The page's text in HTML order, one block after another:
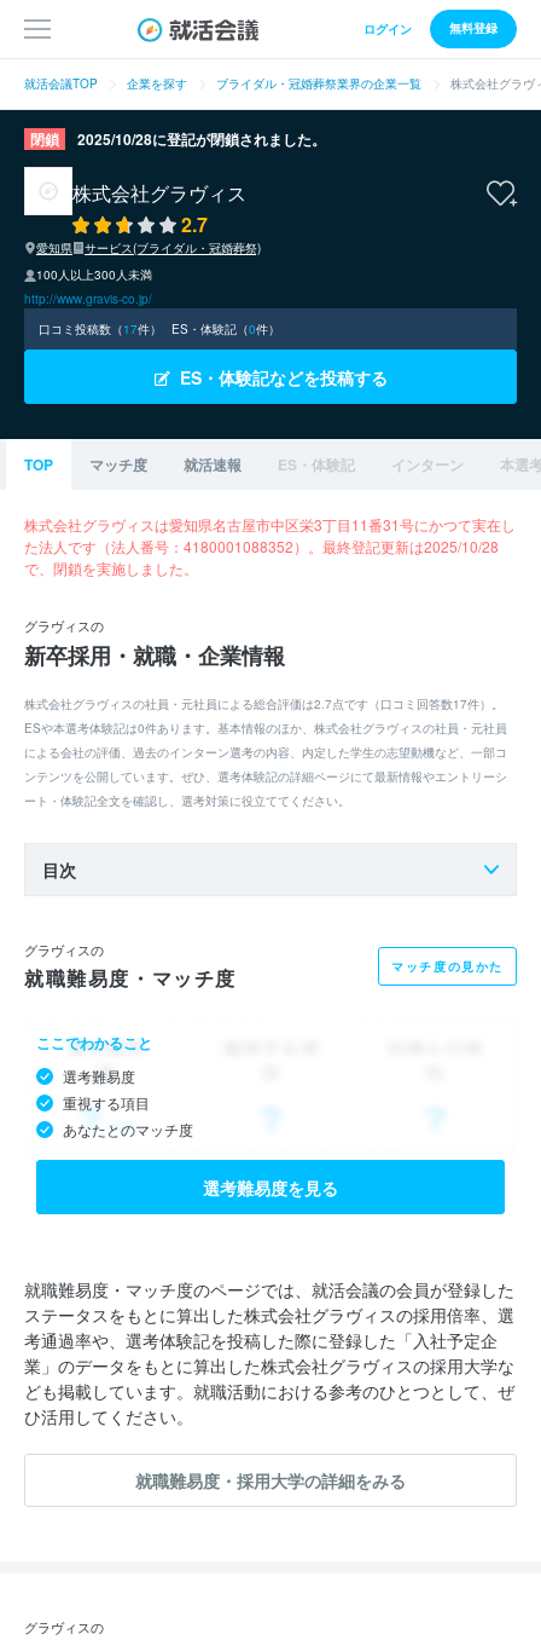
ログイン 無料登録
就活会議TOP 企業を探す ブライダル・冠婚葬祭業界の企業一覧 株式会社グラヴ
閉鎖 2025/10/28に登記が閉鎖されました。
株式会社グラヴィス
2.7
愛知県
サービス(ブライダル・冠婚葬祭)
100人以上300人未満
http://www.gravis-co.jp/
口コミ投稿数（17件） ES・体験記（0件）
ES・体験記などを投稿する
TOP マッチ度 就活速報 ES・体験記 インターン 本選
株式会社グラヴィスは愛知県名古屋市中区栄3丁目11番31号にかつて実在し
た法人です（法人番号：4180001088352）。最終登記更新は2025/10/28
で、閉鎖を実施しました。
グラヴィスの
新卒採用・就職・企業情報
株式会社グラヴィスの社員・元社員による総合評価は2.7点です（口コミ回答数17件）。
ESや本選考体験記は0件あります。基本情報のほか、株式会社グラヴィスの社員・元社員
による会社の評価、過去のインターン選考の内容、内定した学生の志望動機など、一部コ
ンテンツを公開しています。ぜひ、選考体験記の詳細ページにて最新情報やエントリーシ
ート・体験記全文を確認し、選考対策に役立ててください。
目次
グラヴィスの
就職難易度・マッチ度 マッチ度の見かた
ここでわかること
選考難易度
重視する項目
あなたとのマッチ度
選考難易度を見る
就職難易度・マッチ度のページでは、就活会議の会員が登録した
ステータスをもとに算出した株式会社グラヴィスの採用倍率、選
考通過率や、選考体験記を投稿した際に登録した「入社予定企
業」のデータをもとに算出した株式会社グラヴィスの採用大学な
ども掲載しています。就職活動における参考のひとつとして、ぜ
ひ活用してください。
就職難易度・採用大学の詳細をみる
グラヴィスの